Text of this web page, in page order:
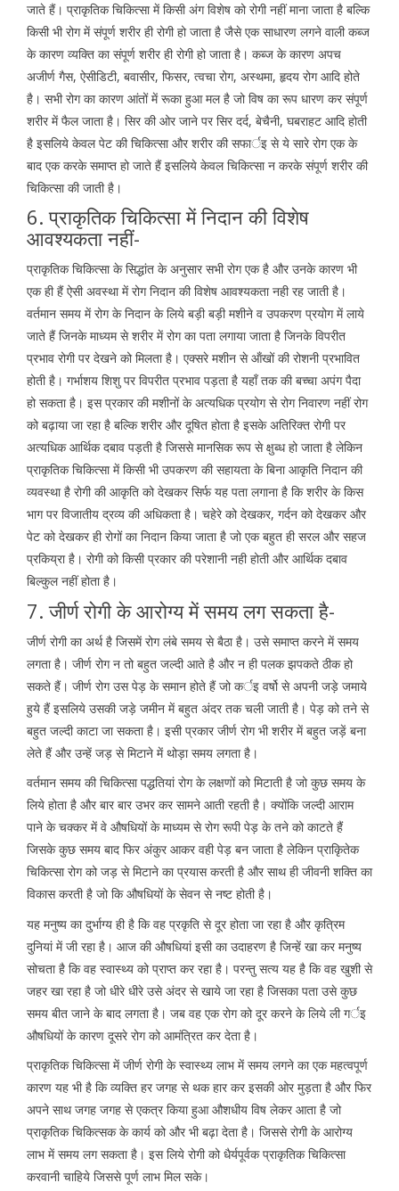
जाते हैं। प्राकृतिक चिकित्सा में किसी अंग विशेष को रोगी नहीं माना जाता है बल्कि
किसी भी रोग में संपूर्ण शरीर ही रोगी हो जाता है जैसे एक साधारण लगने वाली कब्ज
के कारण व्यक्ति का संपूर्ण शरीर ही रोगी हो जाता है। कब्ज के कारण अपच
अजीर्ण गैस, ऐसीडिटी, बवासीर, फिसर, त्वचा रोग, अस्थमा, हृदय रोग आदि होते
है। सभी रोग का कारण आंतों में रूका हुआ मल है जो विष का रूप धारण कर संपूर्ण
शरीर में फैल जाता है। सिर की ओर जाने पर सिर दर्द, बेचैनी, घबराहट आदि होती
है इसलिये केवल पेट की चिकित्सा और शरीर की सफार्इ से ये सारे रोग एक के
बाद एक करके समाप्त हो जाते हैं इसलिये केवल चिकित्सा न करके संपूर्ण शरीर की
चिकित्सा की जाती है।
6. प्राकृतिक चिकित्सा में निदान की विशेष
आवश्यकता नहीं-
प्राकृतिक चिकित्सा के सिद्धांत के अनुसार सभी रोग एक है और उनके कारण भी
एक ही हैं ऐसी अवस्था में रोग निदान की विशेष आवश्यकता नही रह जाती है।
वर्तमान समय में रोग के निदान के लिये बड़ी बड़ी मशीने व उपकरण प्रयोग में लाये
जाते हैं जिनके माध्यम से शरीर में रोग का पता लगाया जाता है जिनके विपरीत
प्रभाव रोगी पर देखने को मिलता है। एक्सरे मशीन से ऑंखों की रोशनी प्रभावित
होती है। गर्भाशय शिशु पर विपरीत प्रभाव पड़ता है यहॉं तक की बच्चा अपंग पैदा
हो सकता है। इस प्रकार की मशीनों के अत्यधिक प्रयोग से रोग निवारण नहीं रोग
को बढ़ाया जा रहा है बल्कि शरीर और दूषित होता है इसके अतिरिक्त रोगी पर
अत्यधिक आर्थिक दबाव पड़ती है जिससे मानसिक रूप से क्षुब्ध हो जाता है लेकिन
प्राकृतिक चिकित्सा में किसी भी उपकरण की सहायता के बिना आकृति निदान की
व्यवस्था है रोगी की आकृति को देखकर सिर्फ यह पता लगाना है कि शरीर के किस
भाग पर विजातीय द्रव्य की अधिकता है। चहेरे को देखकर, गर्दन को देखकर और
पेट को देखकर ही रोगों का निदान किया जाता है जो एक बहुत ही सरल और सहज
प्रकिय्रा है। रोगी को किसी प्रकार की परेशानी नही होती और आर्थिक दबाव
बिल्कुल नहीं होता है।
7. जीर्ण रोगी के आरोग्य में समय लग सकता है-
जीर्ण रोगी का अर्थ है जिसमें रोग लंबे समय से बैठा है। उसे समाप्त करने में समय
लगता है। जीर्ण रोग न तो बहुत जल्दी आते है और न ही पलक झपकते ठीक हो
सकते हैं। जीर्ण रोग उस पेड़ के समान होते हैं जो कर्इ वर्षो से अपनी जड़े जमाये
हुये हैं इसलिये उसकी जड़े जमीन में बहुत अंदर तक चली जाती है। पेड़ को तने से
बहुत जल्दी काटा जा सकता है। इसी प्रकार जीर्ण रोग भी शरीर में बहुत जड़ें बना
लेते हैं और उन्हें जड़ से मिटाने में थोड़ा समय लगता है।
वर्तमान समय की चिकित्सा पद्धतियां रोग के लक्षणों को मिटाती है जो कुछ समय के
लिये होता है और बार बार उभर कर सामने आती रहती है। क्योंकि जल्दी आराम
पाने के चक्कर में वे औषधियों के माध्यम से रोग रूपी पेड़ के तने को काटते हैं
जिसके कुछ समय बाद फिर अंकुर आकर वही पेड़ बन जाता है लेकिन प्राकृितेक
चिकित्सा रोग को जड़ से मिटाने का प्रयास करती है और साथ ही जीवनी शक्ति का
विकास करती है जो कि औषधियों के सेवन से नष्ट होती है।
यह मनुष्य का दुर्भाग्य ही है कि वह प्रकृति से दूर होता जा रहा है और कृत्रिम
दुनियां में जी रहा है। आज की औषधियां इसी का उदाहरण है जिन्हें खा कर मनुष्य
सोचता है कि वह स्वास्थ्य को प्राप्त कर रहा है। परन्तु सत्य यह है कि वह खुशी से
जहर खा रहा है जो धीरे धीरे उसे अंदर से खाये जा रहा है जिसका पता उसे कुछ
समय बीत जाने के बाद लगता है। जब वह एक रोग को दूर करने के लिये ली गर्इ
औषधियों के कारण दूसरे रोग को आमंत्रित कर देता है।
प्राकृतिक चिकित्सा में जीर्ण रोगी के स्वास्थ्य लाभ में समय लगने का एक महत्वपूर्ण
कारण यह भी है कि व्यक्ति हर जगह से थक हार कर इसकी ओर मुड़ता है और फिर
अपने साथ जगह जगह से एकत्र किया हुआ औशधीय विष लेकर आता है जो
प्राकृतिक चिकित्सक के कार्य को और भी बढ़ा देता है। जिससे रोगी के आरोग्य
लाभ में समय लग सकता है। इस लिये रोगी को धैर्यपूर्वक प्राकृतिक चिकित्सा
करवानी चाहिये जिससे पूर्ण लाभ मिल सके।